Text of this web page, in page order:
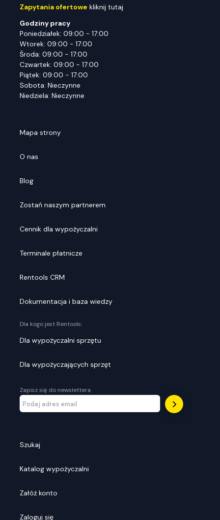
Zapytania ofertowe kliknij tutaj
Godziny pracy
Poniedziałek: 09:00 - 17:00
Wtorek: 09:00 - 17:00
Środa: 09:00 - 17:00
Czwartek: 09:00 - 17:00
Piątek: 09:00 - 17:00
Sobota: Nieczynne
Niedziela: Nieczynne
Mapa strony
O nas
Blog
Zostań naszym partnerem
Cennik dla wypożyczalni
Terminale płatnicze
Rentools CRM
Dokumentacja i baza wiedzy
Dla kogo jest Rentools:
Dla wypożyczalni sprzętu
Dla wypożyczających sprzęt
Zapisz się do newslettera
Szukaj
Katalog wypożyczalni
Załóż konto
Zaloguj się